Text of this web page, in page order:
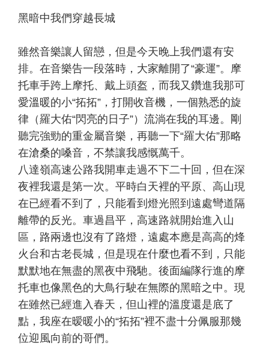
黑暗中我們穿越長城
雖然音樂讓人留戀，但是今天晚上我們還有安
排。在音樂告一段落時，大家離開了“豪運”。摩
托車手跨上摩托、戴上頭盔，而我又鑽進我那可
愛溫暖的小“拓拓”，打開收音機，一個熟悉的旋
律（羅大佑“閃亮的日子”）流淌在我的耳邊。剛
聽完強勁的重金屬音樂，再聽一下“羅大佑”那略
在滄桑的嗓音，不禁讓我感慨萬千。
八達嶺高速公路我開車走過不下二十回，但在深
夜裡我還是第一次。平時白天裡的平原、高山現
在已經看不到了，只能看到燈光照到遠處彎道隔
離帶的反光。車過昌平，高速路就開始進入山
區，路兩邊也沒有了路燈，遠處本應是高高的烽
火台和古老長城，但是現在什麼也看不到，只能
默默地在無盡的黑夜中飛馳。後面編隊行進的摩
托車也像黑色的大鳥行駛在無際的黑暗之中。現
在雖然已經進入春天，但山裡的溫度還是底了
點，我座在暧暖小的“拓拓”裡不盡十分佩服那幾
位迎風向前的哥們。